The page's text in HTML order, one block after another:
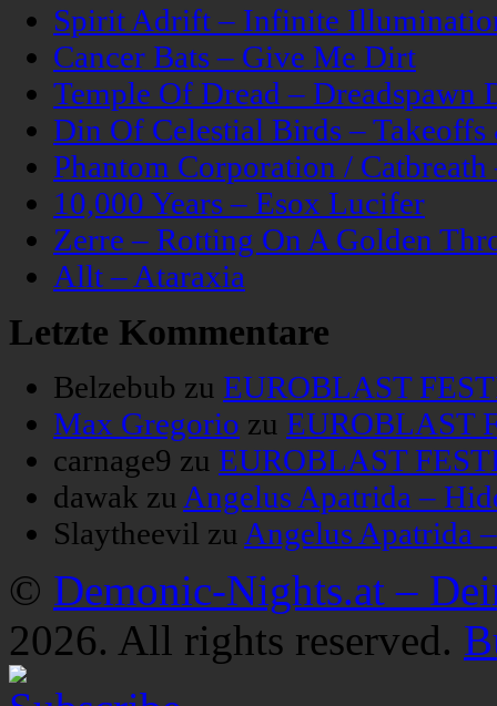
Spirit Adrift – Infinite
Cancer Bats – Give Me Dirt
Temple Of Dread – Dreadspawn
Din Of Celestial Birds –
Phantom Corporation /
10,000 Years – Esox Lucifer
Zerre – Rotting On A Golden
Allt – Ataraxia
Letzte Kommentare
Belzebub zu EUROBLAST
Max Gregorio zu EUROBLAST
carnage9 zu EUROBLAST
dawak zu Angelus Apatrida –
Slaytheevil zu Angelus Apatrida
© Demonic-Nights.at –
2026. All rights reserved.